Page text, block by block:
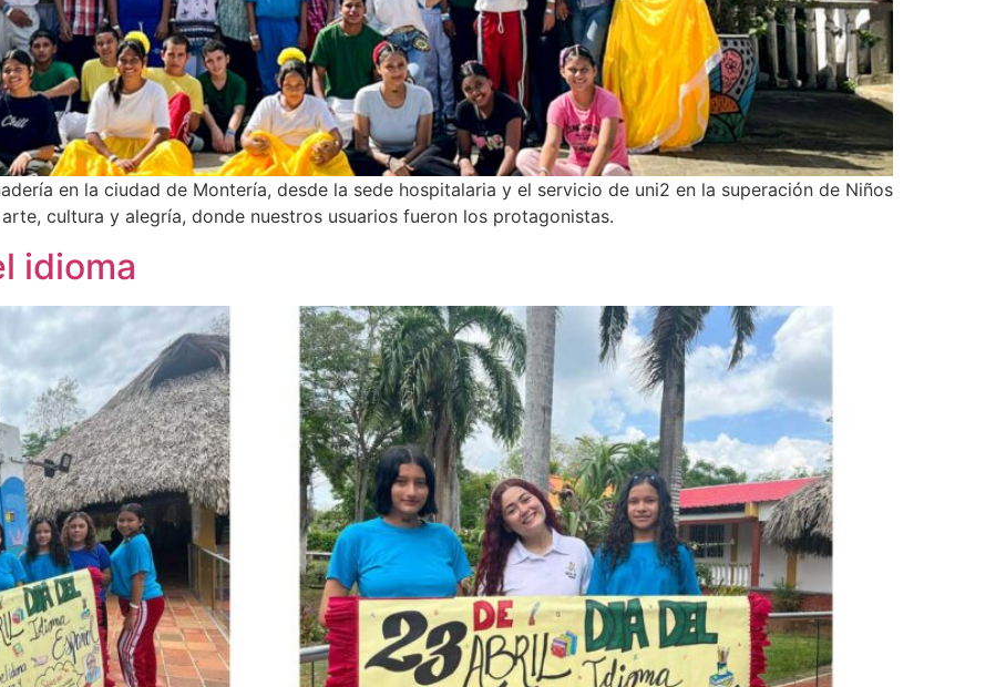
en la ciudad de Montería, desde la sede hospitalaria y el servicio de uni2 en la superación de Niños
cultura y alegría, donde nuestros usuarios fueron los protagonistas.
idioma